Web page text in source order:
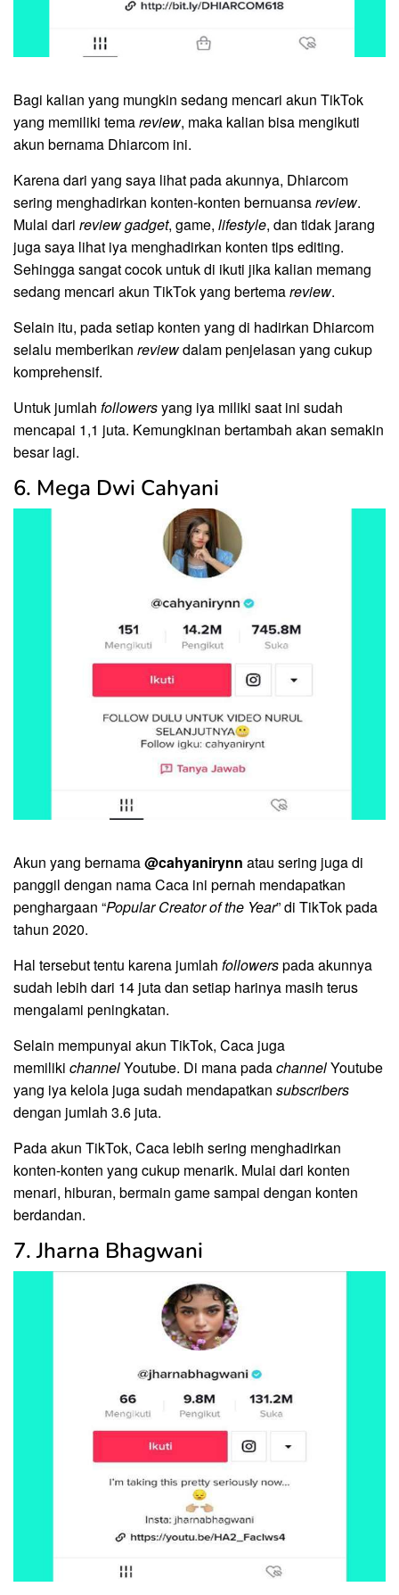
Bagi kalian yang mungkin sedang mencari akun TikTok
yang memiliki temareview, maka kalian bisa mengikuti
akun bernama Dhiarcom ini.
Karena dari yang saya lihat pada akunnya, Dhiarcom
sering menghadirkan konten-konten bernuansareview.
Mulai dari review gadget, game, lifestyle, dan tidak jarang
juga saya lihat iya menghadirkan konten tips editing.
Sehingga sangat cocok untuk di ikuti jika kalian memang
sedang mencari akun TikTok yang bertemareview.
Selain itu, pada setiap konten yang di hadirkan Dhiarcom
selalu memberikan reviewdalam penjelasan yang cukup
komprehensif.
Untuk jumlah followersyang iya miliki saat ini sudah
mencapai 1,1 juta. Kemungkinan bertambah akan semakin
besar lagi.
6. Mega Dwi Cahyani
Akun yang bernama@cahyanirynn atau sering juga di
panggil dengan nama Caca ini pernah mendapatkan
penghargaan “Popular Creator of the Year” di TikTok pada
tahun 2020.
Hal tersebut tentu karena jumlah followerspada akunnya
sudah lebih dari 14 juta dan setiap harinya masih terus
mengalami peningkatan.
Selain mempunyai akun TikTok, Caca juga
memiliki channelYoutube. Di mana padachannelYoutube
yang iya kelola juga sudah mendapatkan subscribers
dengan jumlah 3.6 juta.
Pada akun TikTok, Caca lebih sering menghadirkan
konten-konten yang cukup menarik. Mulai dari konten
menari, hiburan, bermain game sampai dengan konten
berdandan.
7. Jharna Bhagwani